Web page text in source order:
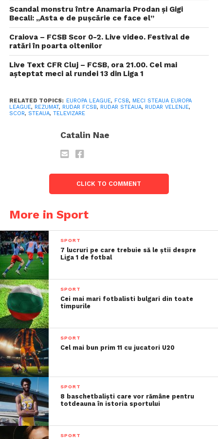
Scandal monstru între Anamaria Prodan și Gigi
Becali: „Asta e de puşcărie ce face el”
Craiova – FCSB Scor 0-2. Live video. Festival de
ratări în poarta oltenilor
Live Text CFR Cluj – FCSB, ora 21.00. Cel mai
așteptat meci al rundei 13 din Liga 1
RELATED TOPICS: EUROPA LEAGUE, FCSB, MECI STEAUA EUROPA
LEAGUE, REZUMAT, RUDAR FCSB, RUDAR STEAUA, RUDAR VELENJE,
SCOR, STEAUA, TELEVIZARE
Catalin Nae
CLICK TO COMMENT
More in Sport
SPORT
7 lucruri pe care trebuie să le știi despre
Liga 1 de fotbal
SPORT
Cei mai mari fotbalisti bulgari din toate
timpurile
SPORT
Cel mai bun prim 11 cu jucatori U20
SPORT
8 baschetbaliști care vor rămâne pentru
totdeauna în istoria sportului
SPORT